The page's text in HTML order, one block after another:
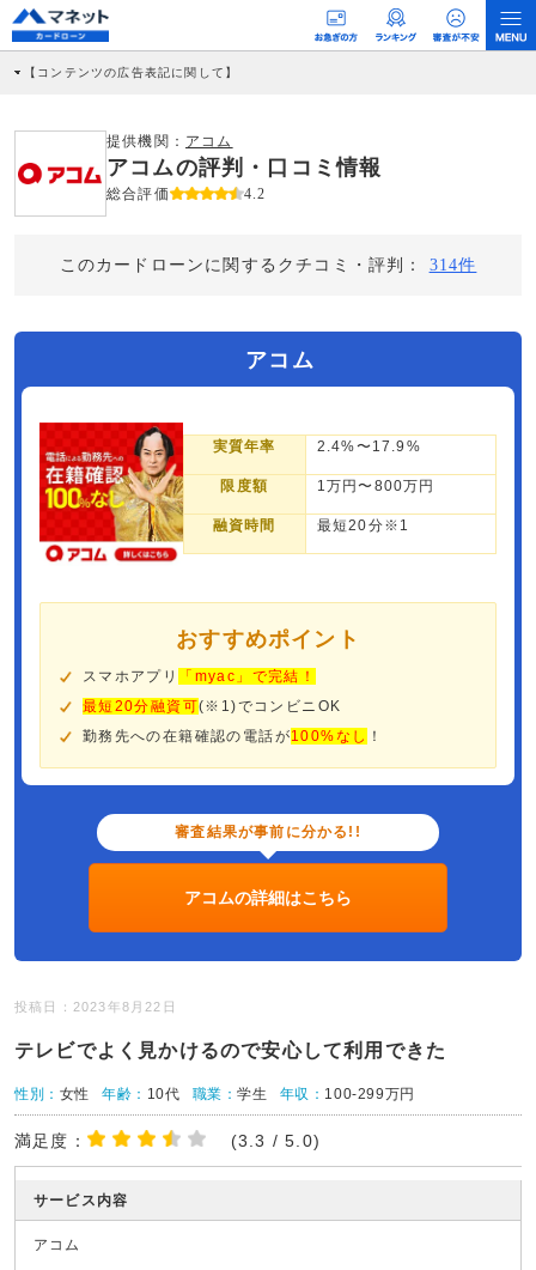
【コンテンツの広告表記に関して】
社に対して企業から紹介報酬が支払われるという収益モデルです。 ただし、特定の
商品を根拠なくPRするものではなく、当編集部の調査／ユーザーへの口コミ収集な
どに基づき、公平性を担保した情報提供を行っています。
>提携企業一覧
提供機関： アコム
アコムの評判・口コミ情報
総合評価 4.2
このカードローンに関するクチコミ・評判： 314件
アコム
実質年率 2.4%〜17.9%
限度額 1万円〜800万円
融資時間 最短20分※1
おすすめポイント
スマホアプリ
「myac」で完結！
最短20分融資可(※1)でコンビニOK
勤務先への在籍確認の電話が100%なし ！
審査結果が事前に分かる!!
アコムの詳細はこちら
投稿日：2023年8月22日
テレビでよく見かけるので安心して利用できた
性別： 女性 年齢： 10代 職業：学生 年収： 100-299万円
満足度： (3.3 / 5.0)
サービス内容
アコム